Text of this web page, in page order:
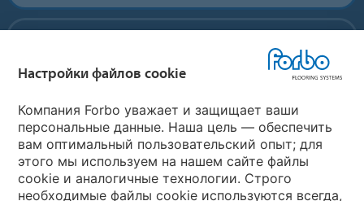
Выберите страну
Выберите вашу страну
Настройки файлов cookie
Компания Forbo уважает и защищает ваши
персональные данные. Наша цель — обеспечить
вам оптимальный пользовательский опыт; для
этого мы используем на нашем сайте файлы
cookie и аналогичные технологии. Строго
необходимые файлы cookie используются всегда,